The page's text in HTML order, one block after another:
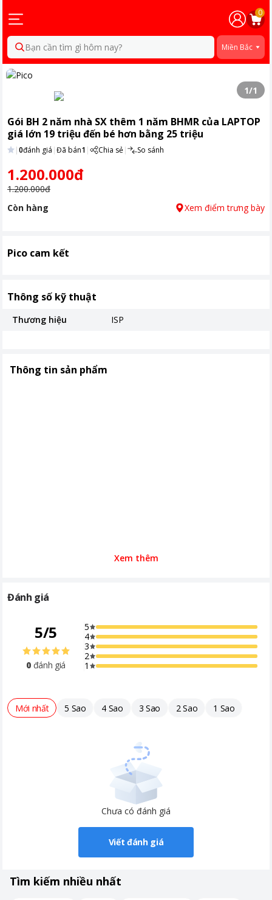
0
Bạn cần tìm gì hôm nay? Miền Bắc
1/1
Gói BH 2 năm nhà SX thêm 1 năm BHMR của LAPTOP
giá lớn 19 triệu đến bé hơn bằng 25 triệu
|0đánh giá |Đã bán1 | Chia sẻ| So sánh
1.200.000đ
1.200.000đ
Còn hàng
Xem điểm trưng bày
Pico cam kết
Thông số kỹ thuật
Thương hiệu ISP
Thông tin sản phẩm
Xem thêm
Đánh giá
5/5
0 đánh giá
5
4
3
2
1
Mới nhất 5 Sao 4 Sao 3 Sao 2 Sao 1 Sao
Chưa có đánh giá
Viết đánh giá
Tìm kiếm nhiều nhất